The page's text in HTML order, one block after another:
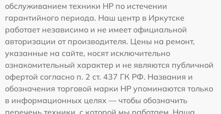
обслуживанием техники HP по истечении
гарантийного периода. Наш центр в Иркутске
работает независимо и не имеет официальной
авторизации от производителя. Цены на ремонт,
указанные на сайте, носят исключительно
ознакомительный характер и не являются публичной
офертой согласно п. 2 ст. 437 ГК РФ. Названия и
обозначения торговой марки HP упоминаются только
в информационных целях — чтобы обозначить